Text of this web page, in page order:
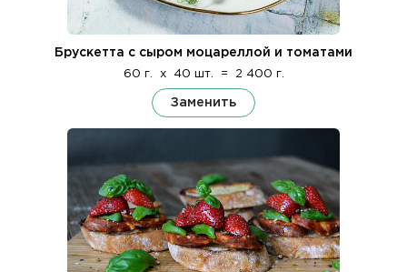
Брускетта с сыром моцареллой и томатами
60 г. x 40 шт. = 2 400 г.
Заменить